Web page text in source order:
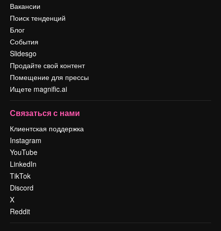
Вакансии
Поиск тенденций
Блог
События
Slidesgo
Продайте свой контент
Помещение для прессы
Ищете magnific.ai
Связаться с нами
Клиентская поддержка
Instagram
YouTube
LinkedIn
TikTok
Discord
X
Reddit